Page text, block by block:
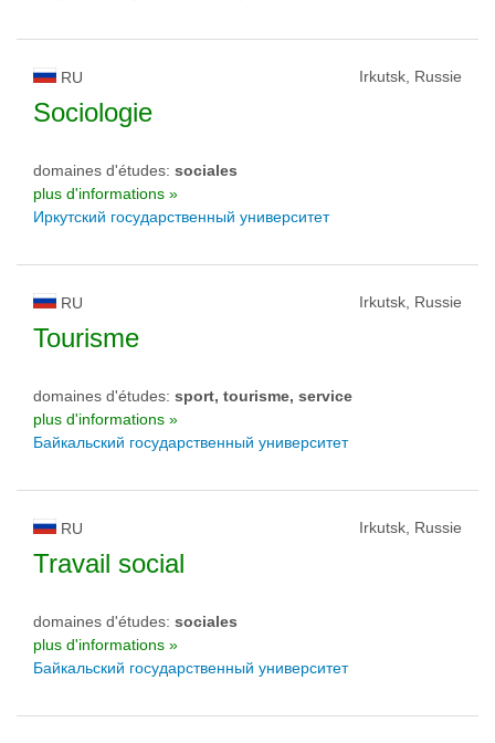
RU Irkutsk, Russie
Sociologie
domaines d'études: sociales
plus d'informations »
Иркутский государственный университет
RU Irkutsk, Russie
Tourisme
domaines d'études: sport, tourisme, service
plus d'informations »
Байкальский государственный университет
RU Irkutsk, Russie
Travail social
domaines d'études: sociales
plus d'informations »
Байкальский государственный университет